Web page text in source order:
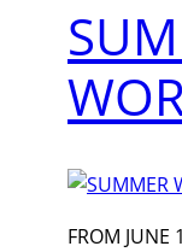
FROM